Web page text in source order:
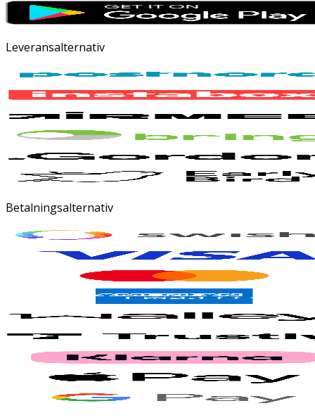
Leveransalternativ
Betalningsalternativ